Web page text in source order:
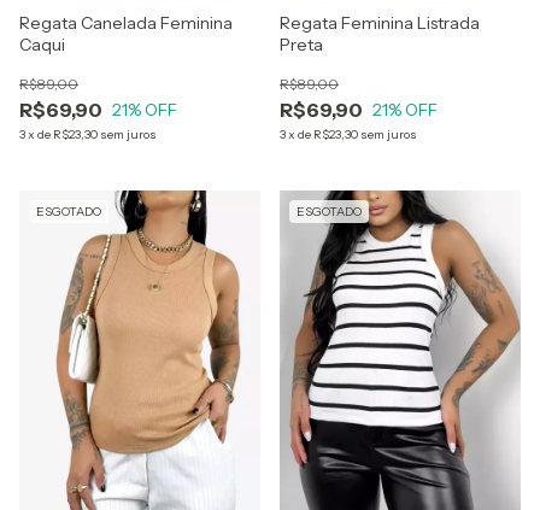
Regata Canelada Feminina
Caqui
R$69,90
R$89,00
21% OFF
3x de R$23,30 sem juros
Regata Feminina Listrada
Preta
R$69,90
R$89,00
21% OFF
3x de R$23,30 sem juros
ESGOTADO ESGOTADO